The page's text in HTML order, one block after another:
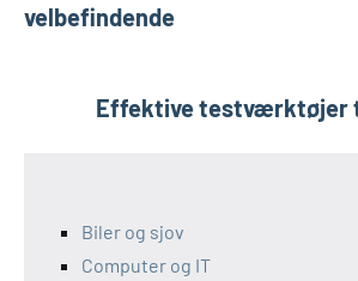
velbefindende
Effektive testværktøjer
Biler og sjov
Computer og IT